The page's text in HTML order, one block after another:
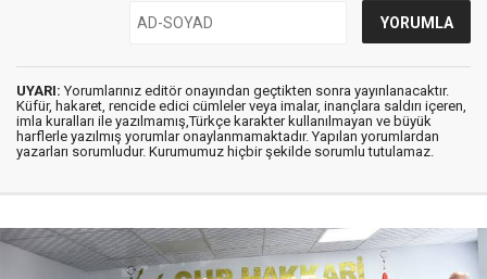
UYARI: Yorumlarınız editör onayından geçtikten sonra yayınlanacaktır.
Küfür, hakaret, rencide edici cümleler veya imalar, inançlara saldırı içeren,
imla kuralları ile yazılmamış,Türkçe karakter kullanılmayan ve büyük
harflerle yazılmış yorumlar onaylanmamaktadır. Yapılan yorumlardan
yazarları sorumludur. Kurumumuz hiçbir şekilde sorumlu tutulamaz.